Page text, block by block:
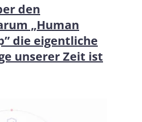
den
„Human
die eigentliche
unserer Zeit ist